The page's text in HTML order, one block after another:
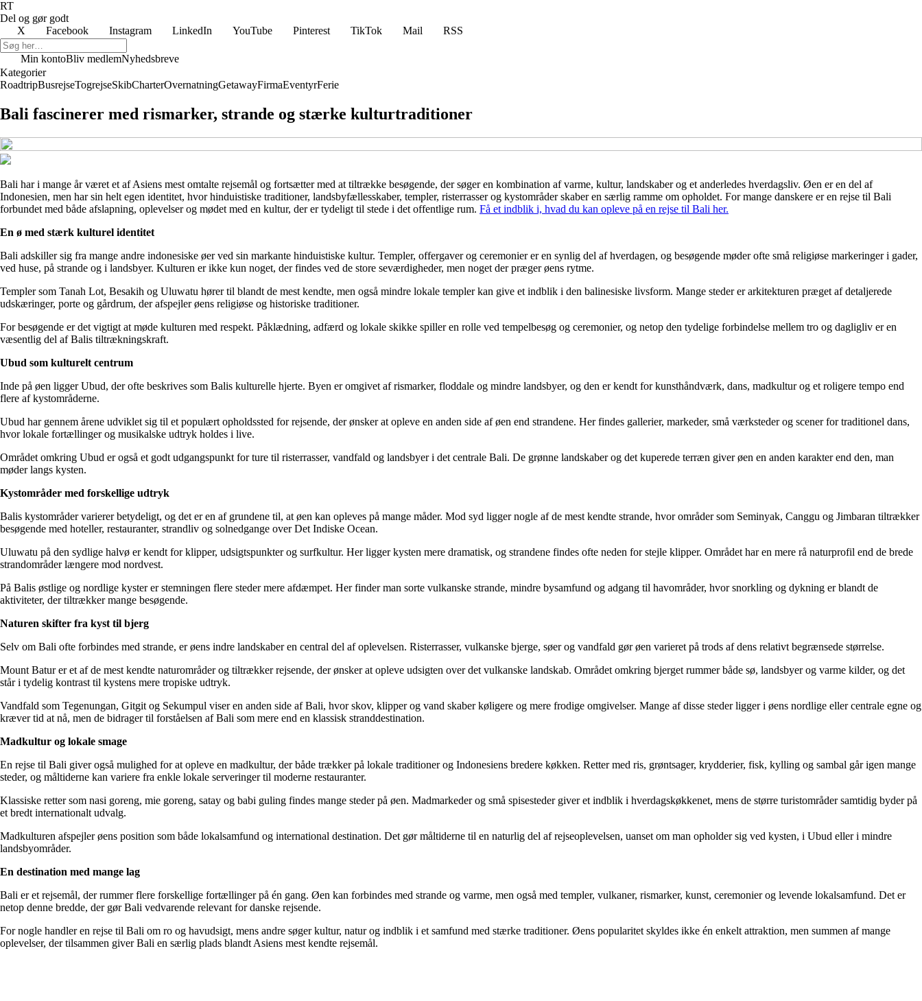
RT
Del og gør godt
X
Facebook Instagram LinkedIn YouTube Pinterest TikTok Mail RSS
Min kontoBliv medlemNyhedsbreve
Kategorier
RoadtripBusrejseTogrejseSkibCharterOvernatningGetawayFirmaEventyrFerie
Bali fascinerer med rismarker, strande og stærke kulturtraditioner
Bali har i mange år været et af Asiens mest omtalte rejsemål og fortsætter med at tiltrække besøgende, der søger en kombination af varme, kultur, landskaber og et anderledes hverdagsliv. Øen er en del af
Indonesien, men har sin helt egen identitet, hvor hinduistiske traditioner, landsbyfællesskaber, templer, risterrasser og kystområder skaber en særlig ramme om opholdet. For mange danskere er en rejse til Bali
forbundet med både afslapning, oplevelser og mødet med en kultur, der er tydeligt til stede i det offentlige rum. Få et indblik i, hvad du kan opleve på en rejse til Bali her.
En ø med stærk kulturel identitet
Bali adskiller sig fra mange andre indonesiske øer ved sin markante hinduistiske kultur. Templer, offergaver og ceremonier er en synlig del af hverdagen, og besøgende møder ofte små religiøse markeringer i gader,
ved huse, på strande og i landsbyer. Kulturen er ikke kun noget, der findes ved de store seværdigheder, men noget der præger øens rytme.
Templer som Tanah Lot, Besakih og Uluwatu hører til blandt de mest kendte, men også mindre lokale templer kan give et indblik i den balinesiske livsform. Mange steder er arkitekturen præget af detaljerede
udskæringer, porte og gårdrum, der afspejler øens religiøse og historiske traditioner.
For besøgende er det vigtigt at møde kulturen med respekt. Påklædning, adfærd og lokale skikke spiller en rolle ved tempelbesøg og ceremonier, og netop den tydelige forbindelse mellem tro og dagligliv er en
væsentlig del af Balis tiltrækningskraft.
Ubud som kulturelt centrum
Inde på øen ligger Ubud, der ofte beskrives som Balis kulturelle hjerte. Byen er omgivet af rismarker, floddale og mindre landsbyer, og den er kendt for kunsthåndværk, dans, madkultur og et roligere tempo end
flere af kystområderne.
Ubud har gennem årene udviklet sig til et populært opholdssted for rejsende, der ønsker at opleve en anden side af øen end strandene. Her findes gallerier, markeder, små værksteder og scener for traditionel dans,
hvor lokale fortællinger og musikalske udtryk holdes i live.
Området omkring Ubud er også et godt udgangspunkt for ture til risterrasser, vandfald og landsbyer i det centrale Bali. De grønne landskaber og det kuperede terræn giver øen en anden karakter end den, man
møder langs kysten.
Kystområder med forskellige udtryk
Balis kystområder varierer betydeligt, og det er en af grundene til, at øen kan opleves på mange måder. Mod syd ligger nogle af de mest kendte strande, hvor områder som Seminyak, Canggu og Jimbaran tiltrækker
besøgende med hoteller, restauranter, strandliv og solnedgange over Det Indiske Ocean.
Uluwatu på den sydlige halvø er kendt for klipper, udsigtspunkter og surfkultur. Her ligger kysten mere dramatisk, og strandene findes ofte neden for stejle klipper. Området har en mere rå naturprofil end de brede
strandområder længere mod nordvest.
På Balis østlige og nordlige kyster er stemningen flere steder mere afdæmpet. Her finder man sorte vulkanske strande, mindre bysamfund og adgang til havområder, hvor snorkling og dykning er blandt de
aktiviteter, der tiltrækker mange besøgende.
Naturen skifter fra kyst til bjerg
Selv om Bali ofte forbindes med strande, er øens indre landskaber en central del af oplevelsen. Risterrasser, vulkanske bjerge, søer og vandfald gør øen varieret på trods af dens relativt begrænsede størrelse.
Mount Batur er et af de mest kendte naturområder og tiltrækker rejsende, der ønsker at opleve udsigten over det vulkanske landskab. Området omkring bjerget rummer både sø, landsbyer og varme kilder, og det
står i tydelig kontrast til kystens mere tropiske udtryk.
Vandfald som Tegenungan, Gitgit og Sekumpul viser en anden side af Bali, hvor skov, klipper og vand skaber køligere og mere frodige omgivelser. Mange af disse steder ligger i øens nordlige eller centrale egne og
kræver tid at nå, men de bidrager til forståelsen af Bali som mere end en klassisk stranddestination.
Madkultur og lokale smage
En rejse til Bali giver også mulighed for at opleve en madkultur, der både trækker på lokale traditioner og Indonesiens bredere køkken. Retter med ris, grøntsager, krydderier, fisk, kylling og sambal går igen mange
steder, og måltiderne kan variere fra enkle lokale serveringer til moderne restauranter.
Klassiske retter som nasi goreng, mie goreng, satay og babi guling findes mange steder på øen. Madmarkeder og små spisesteder giver et indblik i hverdagskøkkenet, mens de større turistområder samtidig byder på
et bredt internationalt udvalg.
Madkulturen afspejler øens position som både lokalsamfund og international destination. Det gør måltiderne til en naturlig del af rejseoplevelsen, uanset om man opholder sig ved kysten, i Ubud eller i mindre
landsbyområder.
En destination med mange lag
Bali er et rejsemål, der rummer flere forskellige fortællinger på én gang. Øen kan forbindes med strande og varme, men også med templer, vulkaner, rismarker, kunst, ceremonier og levende lokalsamfund. Det er
netop denne bredde, der gør Bali vedvarende relevant for danske rejsende.
For nogle handler en rejse til Bali om ro og havudsigt, mens andre søger kultur, natur og indblik i et samfund med stærke traditioner. Øens popularitet skyldes ikke én enkelt attraktion, men summen af mange
oplevelser, der tilsammen giver Bali en særlig plads blandt Asiens mest kendte rejsemål.